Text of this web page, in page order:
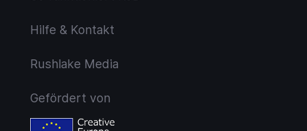
Hilfe & Kontakt
Rushlake Media
Gefördert von